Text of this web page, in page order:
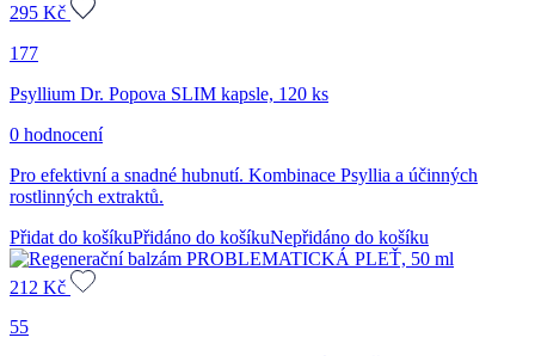
295 Kč
177
Psyllium Dr. Popova SLIM kapsle, 120 ks
0 hodnocení
Pro efektivní a snadné hubnutí. Kombinace Psyllia a účinných
rostlinných extraktů.
Přidat do košíkuPřidáno do košíkuNepřidáno do košíku
212 Kč
55